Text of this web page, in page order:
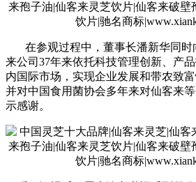
在参观过程中，董事长潘新华同时
来公司37年来依托科技管理创新、产
内国际市场，实现企业发展和带农致
并对中国食用菌协会多年来对仙客来
示感谢。